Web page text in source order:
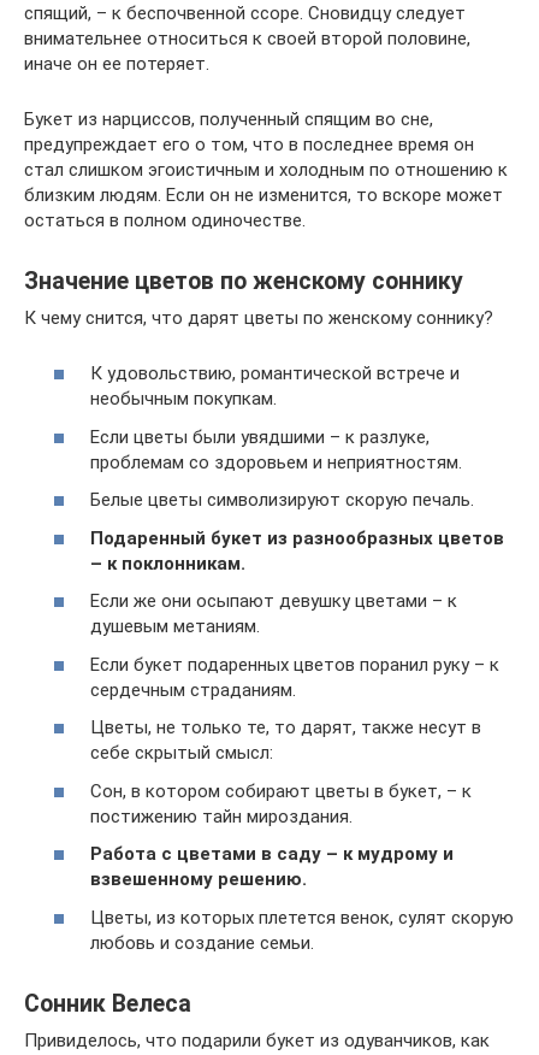
спящий, – к беспочвенной ссоре. Сновидцу следует
внимательнее относиться к своей второй половине,
иначе он ее потеряет.
Букет из нарциссов, полученный спящим во сне,
предупреждает его о том, что в последнее время он
стал слишком эгоистичным и холодным по отношению к
близким людям. Если он не изменится, то вскоре может
остаться в полном одиночестве.
Значение цветов по женскому соннику
К чему снится, что дарят цветы по женскому соннику?
К удовольствию, романтической встрече и
необычным покупкам.
Если цветы были увядшими – к разлуке,
проблемам со здоровьем и неприятностям.
Белые цветы символизируют скорую печаль.
Подаренный букет из разнообразных цветов
– к поклонникам.
Если же они осыпают девушку цветами – к
душевым метаниям.
Если букет подаренных цветов поранил руку – к
сердечным страданиям.
Цветы, не только те, то дарят, также несут в
себе скрытый смысл:
Сон, в котором собирают цветы в букет, – к
постижению тайн мироздания.
Работа с цветами в саду – к мудрому и
взвешенному решению.
Цветы, из которых плетется венок, сулят скорую
любовь и создание семьи.
Сонник Велеса
Привиделось, что подарили букет из одуванчиков, как